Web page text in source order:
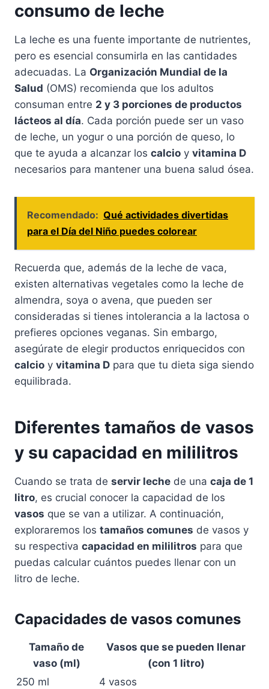
consumo de leche
La leche es una fuente importante de nutrientes,
pero es esencial consumirla en las cantidades
adecuadas. La Organización Mundial de la
Salud (OMS) recomienda que los adultos
consuman entre 2 y 3 porciones de productos
lácteos al día. Cada porción puede ser un vaso
de leche, un yogur o una porción de queso, lo
que te ayuda a alcanzar los calcio y vitamina D
necesarios para mantener una buena salud ósea.
Recomendado: Qué actividades divertidas
para el Día del Niño puedes colorear
Recuerda que, además de la leche de vaca,
existen alternativas vegetales como la leche de
almendra, soya o avena, que pueden ser
consideradas si tienes intolerancia a la lactosa o
prefieres opciones veganas. Sin embargo,
asegúrate de elegir productos enriquecidos con
calcio y vitamina D para que tu dieta siga siendo
equilibrada.
Diferentes tamaños de vasos
y su capacidad en mililitros
Cuando se trata de servir leche de una caja de 1
litro, es crucial conocer la capacidad de los
vasos que se van a utilizar. A continuación,
exploraremos los tamaños comunes de vasos y
su respectiva capacidad en mililitros para que
puedas calcular cuántos puedes llenar con un
litro de leche.
Capacidades de vasos comunes
Tamaño de
vaso (ml)
Vasos que se pueden llenar
(con 1 litro)
250 ml
4 vasos